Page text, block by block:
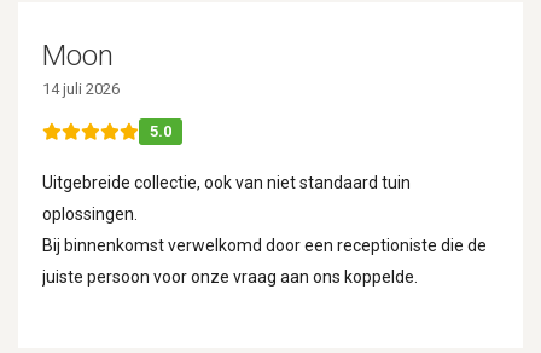
Moon
14 juli 2026
5.0
Uitgebreide collectie, ook van niet standaard tuin
oplossingen.
Bij binnenkomst verwelkomd door een receptioniste die de
juiste persoon voor onze vraag aan ons koppelde.